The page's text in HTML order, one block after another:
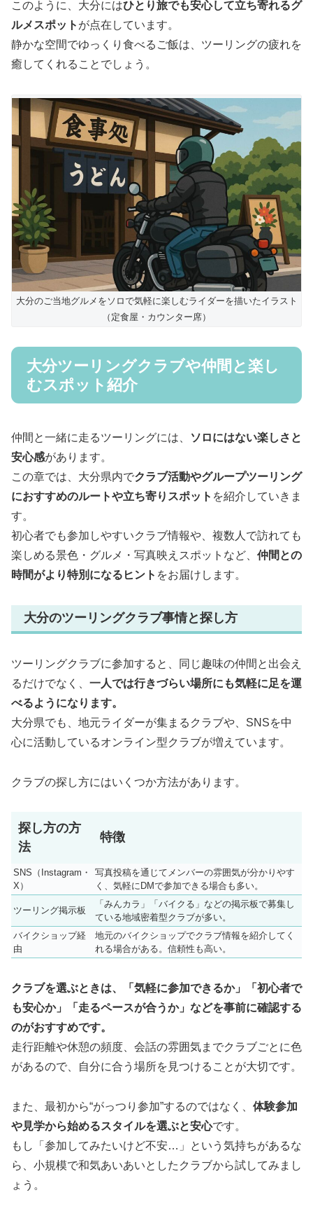
このように、大分にはひとり旅でも安心して立ち寄れるグ
ルメスポット が点在しています。
静かな空間でゆっくり食べるご飯は、ツーリングの疲れを
癒してくれることでしょう。
大分のご当地グルメをソロで気軽に楽しむライダーを描いたイラスト
（定食屋・カウンター席）
大分ツーリングクラブや仲間と楽し
むスポット紹介
仲間と一緒に走るツーリングには、
ソロにはない楽しさと
安心感があります。
この章では、大分県内でクラブ活動やグループツーリング
におすすめのルートや立ち寄りスポット を紹介していきま
す。
初心者でも参加しやすいクラブ情報や、複数人で訪れても
楽しめる景色・グルメ・写真映えスポットなど、 仲間との
時間がより特別になるヒント をお届けします。
大分のツーリングクラブ事情と探し方
ツーリングクラブに参加すると、同じ趣味の仲間と出会え
るだけでなく、 一人では行きづらい場所にも気軽に足を運
べるようになります。
大分県でも、地元ライダーが集まるクラブや、SNSを中
心に活動しているオンライン型クラブが増えています。
クラブの探し方にはいくつか方法があります。
探し方の方
法
特徴
SNS（Instagram・
X）
写真投稿を通じてメンバーの雰囲気が分かりやす
く、気軽にDMで参加できる場合も多い。
ツーリング掲示板
「みんカラ」「バイクる」などの掲示板で募集し
ている地域密着型クラブが多い。
バイクショップ経
由
地元のバイクショップでクラブ情報を紹介してく
れる場合がある。信頼性も高い。
クラブを選ぶときは、「気軽に参加できるか」「初心者で
も安心か」「走るペースが合うか」などを事前に確認する
のがおすすめです。
走行距離や休憩の頻度、会話の雰囲気までクラブごとに色
があるので、自分に合う場所を見つけることが大切です。
また、最初から“がっつり参加”するのではなく、 体験参加
や見学から始めるスタイルを選ぶと安心です。
もし「参加してみたいけど不安…」という気持ちがあるな
ら、小規模で和気あいあいとしたクラブから試してみまし
ょう。